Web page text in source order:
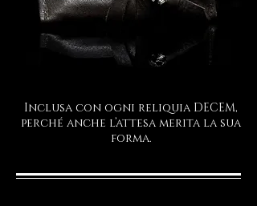
Inclusa con ogni reliquia DECEM,
perché anche l’attesa merita la sua
forma.